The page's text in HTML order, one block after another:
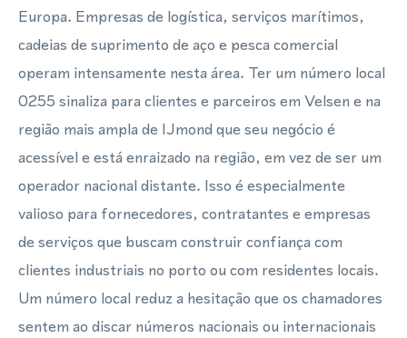
Europa. Empresas de logística, serviços marítimos,
cadeias de suprimento de aço e pesca comercial
operam intensamente nesta área. Ter um número local
0255 sinaliza para clientes e parceiros em Velsen e na
região mais ampla de IJmond que seu negócio é
acessível e está enraizado na região, em vez de ser um
operador nacional distante. Isso é especialmente
valioso para fornecedores, contratantes e empresas
de serviços que buscam construir confiança com
clientes industriais no porto ou com residentes locais.
Um número local reduz a hesitação que os chamadores
sentem ao discar números nacionais ou internacionais